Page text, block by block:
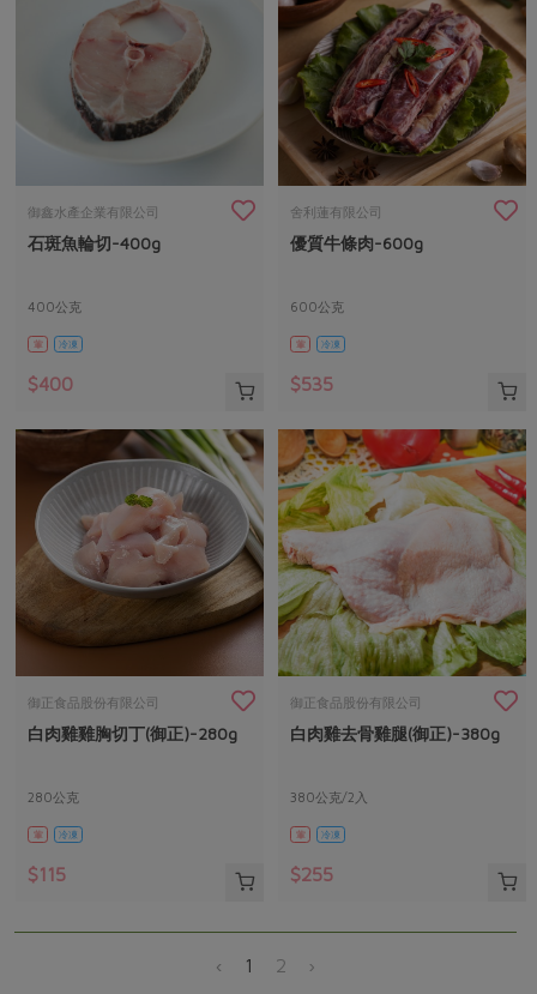
御鑫水產企業有限公司
石斑魚輪切-400g
400公克
葷 冷凍
$400
舍利蓮有限公司
優質牛條肉-600g
600公克
葷 冷凍
$535
御正食品股份有限公司
白肉雞雞胸切丁(御正)-280g
280公克
葷 冷凍
$115
御正食品股份有限公司
白肉雞去骨雞腿(御正)-380g
380公克/2入
葷 冷凍
$255
‹ 1 2 ›